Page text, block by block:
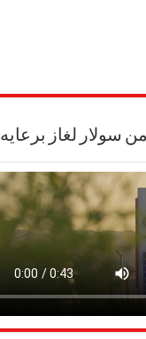
سولار لغاز برعايه